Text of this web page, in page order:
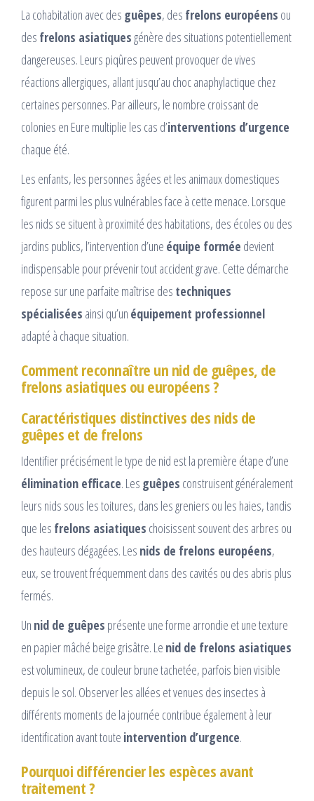
La cohabitation avec des guêpes, des frelons européens ou
des frelons asiatiquesgénère des situations potentiellement
dangereuses. Leurs piqûres peuvent provoquer de vives
réactions allergiques, allant jusqu’au choc anaphylactique chez
certaines personnes. Par ailleurs, le nombre croissant de
colonies en Eure multiplie les cas d’interventions d’urgence
chaque été.
Les enfants, les personnes âgées et les animaux domestiques
figurent parmi les plus vulnérables face à cette menace. Lorsque
les nids se situent à proximité des habitations, des écoles ou des
jardins publics, l’intervention d’une équipe formée devient
indispensable pour prévenir tout accident grave. Cette démarche
repose sur une parfaite maîtrise des techniques
spécialisées ainsi qu’un équipement professionnel
adapté à chaque situation.
Comment reconnaître un nid de guêpes, de
frelons asiatiques ou européens ?
Caractéristiques distinctives des nids de
guêpes et de frelons
Identifier précisément le type de nid est la première étape d’une
élimination efficace. Les guêpes construisent généralement
leurs nids sous les toitures, dans les greniers ou les haies, tandis
que les frelons asiatiques choisissent souvent des arbres ou
des hauteurs dégagées. Les nids de frelons européens,
eux, se trouvent fréquemment dans des cavités ou des abris plus
fermés.
Un nid de guêpes présente une forme arrondie et une texture
en papier mâché beige grisâtre. Le nid de frelons asiatiques
est volumineux, de couleur brune tachetée, parfois bien visible
depuis le sol. Observer les allées et venues des insectes à
différents moments de la journée contribue également à leur
identification avant toute intervention d’urgence.
Pourquoi différencier les espèces avant
traitement ?